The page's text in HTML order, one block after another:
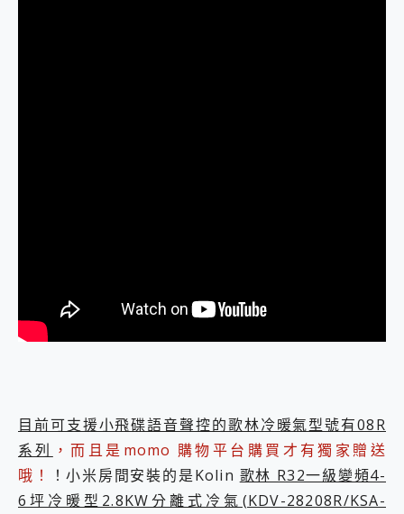
目前可支援小飛碟語音聲控的歌林冷暖氣型號有08R
系列 ，而且是momo 購物平台購買才有獨家贈送
哦！
！小米房間安裝的是Kolin 歌林 R32一級變頻4-
6坪冷暖型2.8KW分離式冷氣(KDV-28208R/KSA-